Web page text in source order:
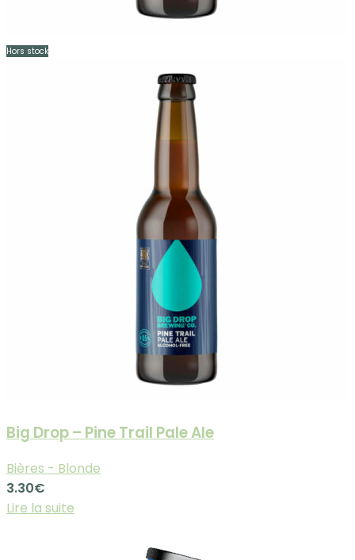
Hors stock
Big Drop – Pine Trail Pale Ale
Bières - Blonde
3.30€
Lire la suite